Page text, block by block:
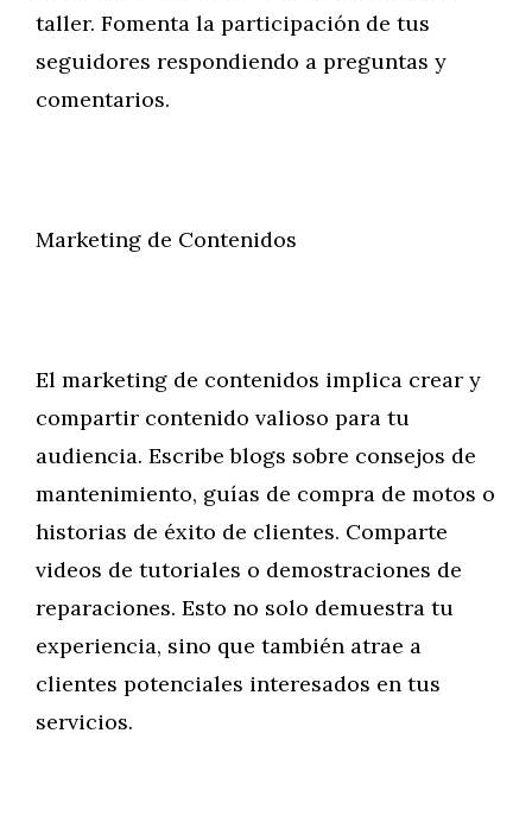
taller. Fomenta la participación de tus
seguidores respondiendo a preguntas y
comentarios.
Marketing de Contenidos
El marketing de contenidos implica crear y
compartir contenido valioso para tu
audiencia. Escribe blogs sobre consejos de
mantenimiento, guías de compra de motos o
historias de éxito de clientes. Comparte
videos de tutoriales o demostraciones de
reparaciones. Esto no solo demuestra tu
experiencia, sino que también atrae a
clientes potenciales interesados en tus
servicios.